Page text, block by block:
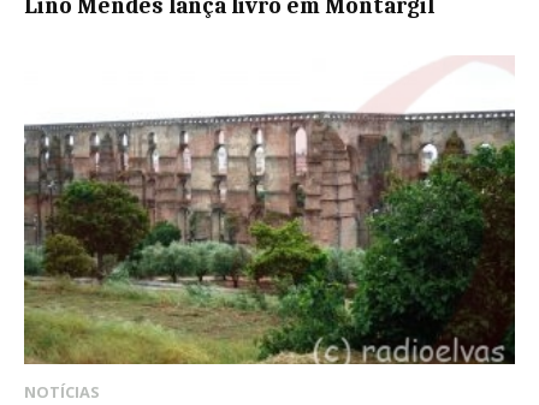
Lino Mendes lança livro em Montargil
NOTÍCIAS